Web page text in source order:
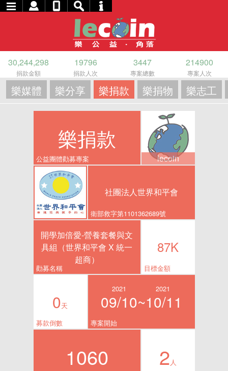
30,244,298
捐款金額
19796
捐款人次
3447
專案總數
214900
專案人次
樂媒體 樂分享 樂捐款 樂捐物 樂志工
樂捐款
公益團體勸募專案 lecoin
社團法人世界和平會
衛部救字第1101362689號
開學加倍愛-營養套餐與文
具組（世界和平會 X 統一
超商）
勸募名稱
87K
目標金額
0天
募款倒數
2021
09/10~
2021
10/11
專案開始
1060 2人